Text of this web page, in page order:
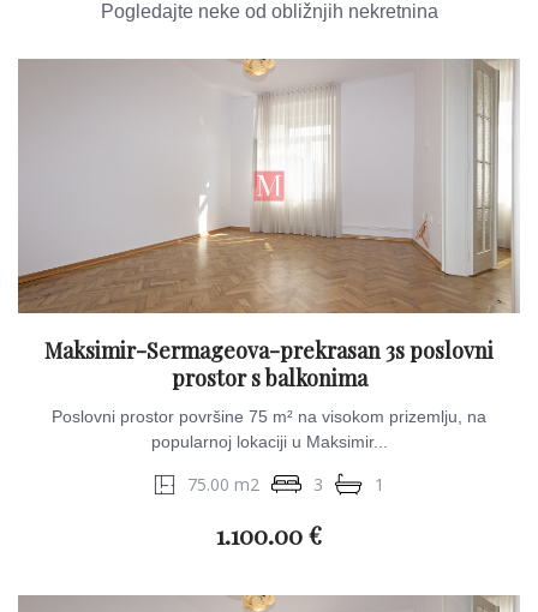
Pogledajte neke od obližnjih nekretnina
Maksimir-Sermageova-prekrasan 3s poslovni
prostor s balkonima
Poslovni prostor površine 75 m² na visokom prizemlju, na
popularnoj lokaciji u Maksimir...
75.00 m2 3 1
1.100.00 €